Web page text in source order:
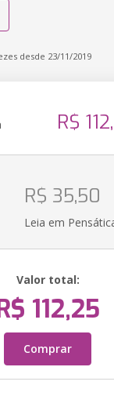
desde 23/11/2019
R$
R$ 35,50
Leia em
Valor total:
112,25
Comprar